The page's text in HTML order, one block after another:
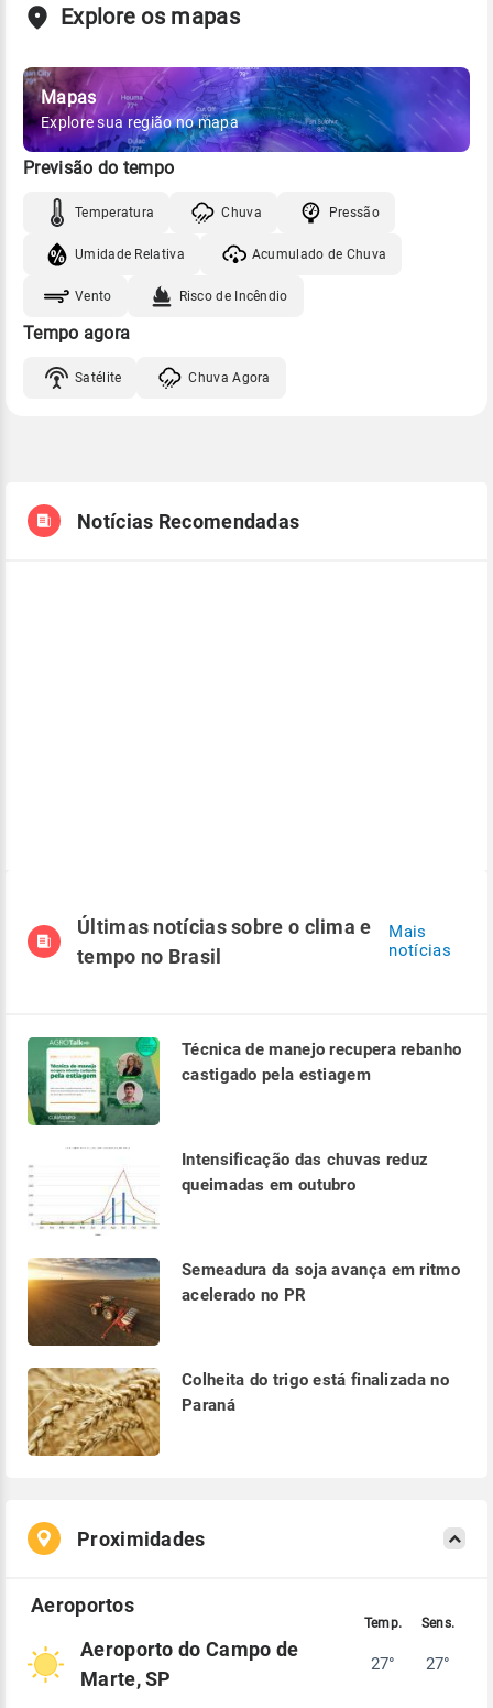
Explore os mapas
Mapas
Explore sua região no mapa
Previsão do tempo
Temperatura Chuva Pressão
Umidade Relativa Acumulado de Chuva
Vento Risco de Incêndio
Tempo agora
Satélite Chuva Agora
Notícias Recomendadas
Últimas notícias sobre o clima e
tempo no Brasil
Mais
notícias
Técnica de manejo recupera rebanho
castigado pela estiagem
Intensificação das chuvas reduz
queimadas em outubro
Semeadura da soja avança em ritmo
acelerado no PR
Colheita do trigo está finalizada no
Paraná
Proximidades
Aeroporto do Campo de
Marte, SP
27° 27°